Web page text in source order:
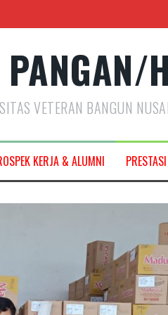
VETERAN BANGUN
KERJA & ALUMNI